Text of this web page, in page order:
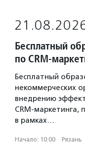
Бесплатный
по CRM-
Бесплатный
некоммерческих
внедрению
CRM-маркетинга,
в рамках…
Начало: 10:00 · Рязань